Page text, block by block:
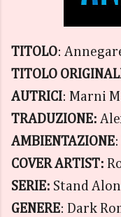
TITOLO:
TITOLO
AUTRICI: Marni
TRADUZIONE:
AMBIENTAZIONE
COVER ARTIST:
SERIE: Stand
GENERE: Dark